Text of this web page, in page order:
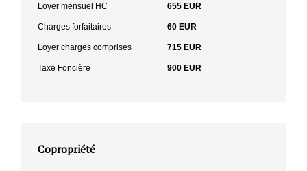
Loyer mensuel HC 655 EUR
Charges forfaitaires 60 EUR
Loyer charges comprises 715 EUR
Taxe Foncière 900 EUR
Copropriété